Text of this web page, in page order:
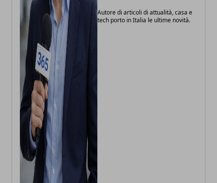
Autore di articoli di attualità, casa e
tech porto in Italia le ultime novità.